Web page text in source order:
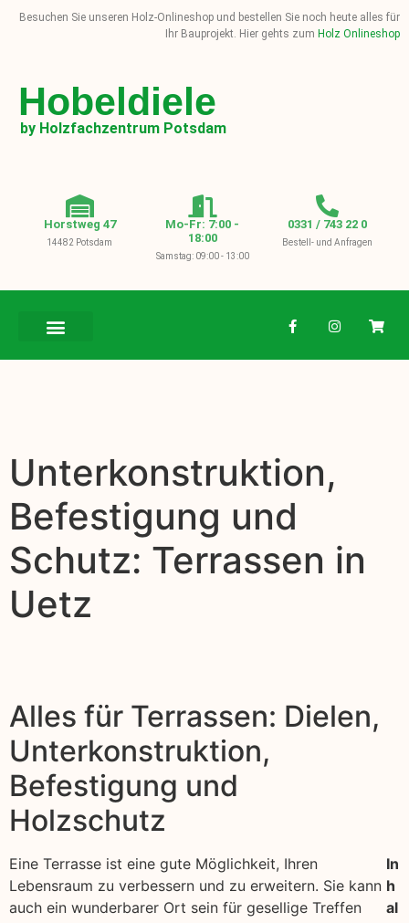
Besuchen Sie unseren Holz-Onlineshop und bestellen Sie noch heute alles für
Ihr Bauprojekt. Hier gehts zum Holz Onlineshop
Hobeldiele
by Holzfachzentrum Potsdam
Horstweg 47
14482 Potsdam
Mo-Fr: 7:00 -
18:00
Samstag: 09:00 - 13:00
0331 / 743 22 0
Bestell- und Anfragen
Unterkonstruktion,
Befestigung und
Schutz: Terrassen in
Uetz
Alles für Terrassen: Dielen,
Unterkonstruktion,
Befestigung und
Holzschutz
Eine Terrasse ist eine gute Möglichkeit, Ihren
Lebensraum zu verbessern und zu erweitern. Sie kann
auch ein wunderbarer Ort sein für gesellige Treffen
In
h
al